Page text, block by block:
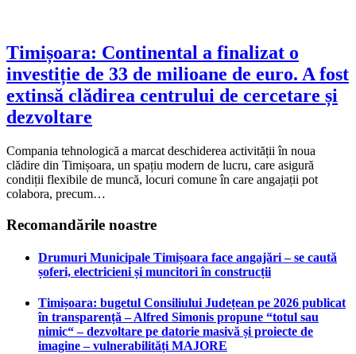
Timișoara: Continental a finalizat o
investiție de 33 de milioane de euro. A fost
extinsă clădirea centrului de cercetare și
dezvoltare
Compania tehnologică a marcat deschiderea activității în noua
clădire din Timișoara, un spațiu modern de lucru, care asigură
condiții flexibile de muncă, locuri comune în care angajații pot
colabora, precum…
Recomandările noastre
Drumuri Municipale Timișoara face angajări – se caută
șoferi, electricieni și muncitori în construcții
Timișoara: bugetul Consiliului Județean pe 2026 publicat
în transparență – Alfred Simonis propune “totul sau
nimic“ – dezvoltare pe datorie masivă și proiecte de
imagine – vulnerabilități MAJORE